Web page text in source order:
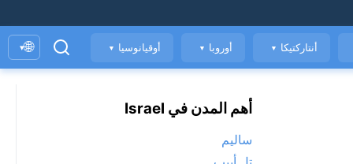
أنتاركتيكا ▼ أوروبا ▼ أوقيانوسيا ▼
🌐
▾
أهم المدن في Israel
ساليم